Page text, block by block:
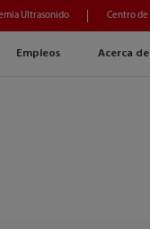
Empleos Acerca
Ultrasonido Centro de